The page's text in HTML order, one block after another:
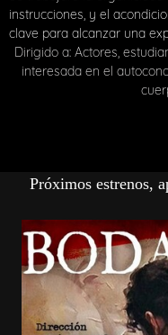
instrucciones, y el
clave para alcanzar una
Dirigido a: Actores,
interesada en el
Próximos estrenos,